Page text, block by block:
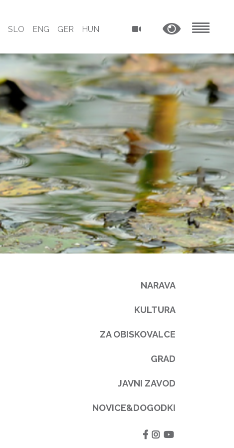
SLO ENG GER HUN
NARAVA
KULTURA
ZA OBISKOVALCE
GRAD
JAVNI ZAVOD
NOVICE&DOGODKI